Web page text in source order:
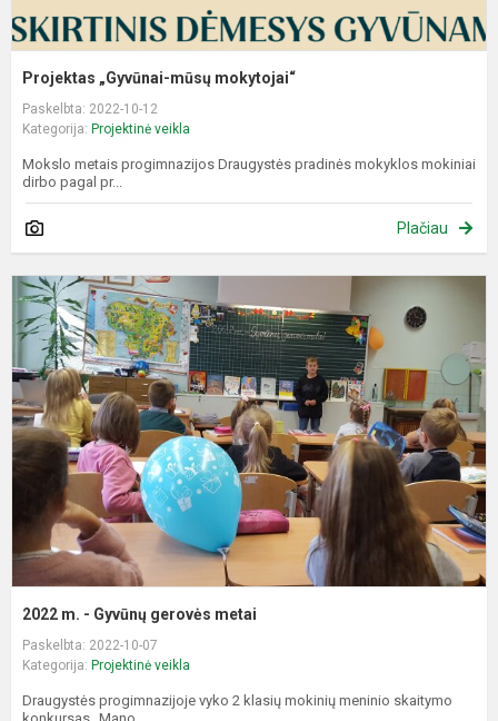
Projektas „Gyvūnai-mūsų mokytojai“
Paskelbta: 2022-10-12
Kategorija: Projektinė veikla
Mokslo metais progimnazijos Draugystės pradinės mokyklos mokiniai
dirbo pagal pr...
Plačiau
2022 m. - Gyvūnų gerovės metai
Paskelbta: 2022-10-07
Kategorija: Projektinė veikla
Draugystės progimnazijoje vyko 2 klasių mokinių meninio skaitymo